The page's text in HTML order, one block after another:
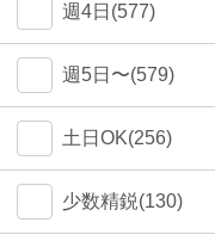
週4日(577)
週5日〜(579)
土日OK(256)
少数精鋭(130)